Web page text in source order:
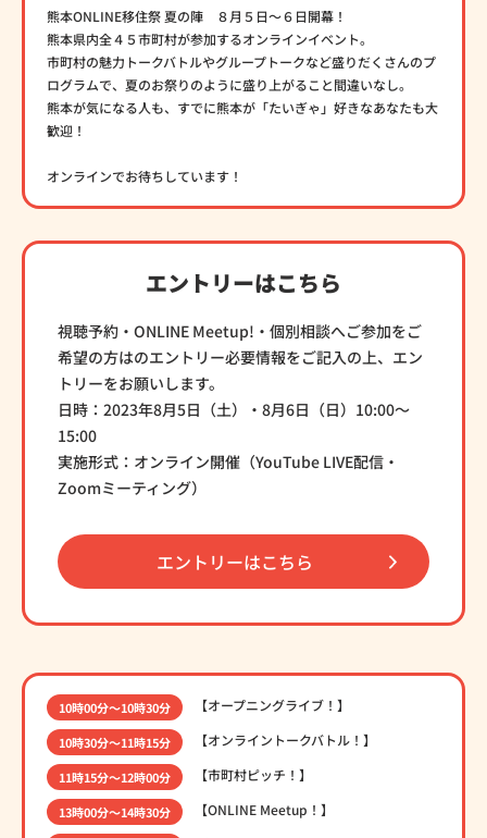
熊本ONLINE移住祭 夏の陣 ８月５日〜６日開幕！
熊本県内全４５市町村が参加するオンラインイベント。
市町村の魅力トークバトルやグループトークなど盛りだくさんのプ
ログラムで、夏のお祭りのように盛り上がること間違いなし。
熊本が気になる人も、すでに熊本が「たいぎゃ」好きなあなたも大
歓迎！
オンラインでお待ちしています！
エントリーはこちら
視聴予約・ONLINE Meetup!・個別相談へご参加をご
希望の方はのエントリー必要情報をご記入の上、エン
トリーをお願いします。
日時：2023年8月5日（土）・8月6日（日）10:00〜
15:00
実施形式：オンライン開催（YouTube LIVE配信・
Zoomミーティング）
エントリーはこちら
10時00分〜10時30分 【オープニングライブ！】
10時30分〜11時15分 【オンライントークバトル！】
11時15分〜12時00分 【市町村ピッチ！】
13時00分〜14時30分 【ONLINE Meetup！】